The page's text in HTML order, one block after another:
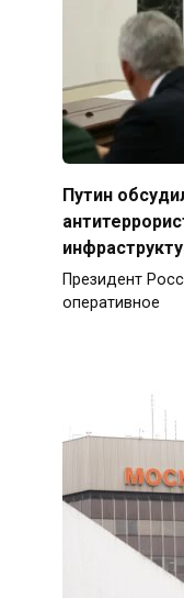
Путин
Президент
оперативное